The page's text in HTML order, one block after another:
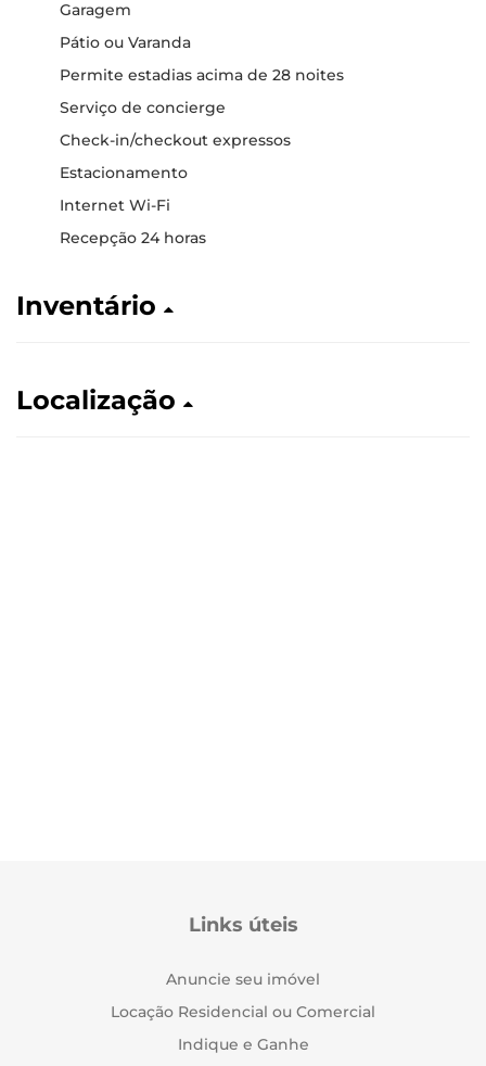
Garagem
Pátio ou Varanda
Permite estadias acima de 28 noites
Serviço de concierge
Check-in/checkout expressos
Estacionamento
Internet Wi-Fi
Recepção 24 horas
Inventário
Localização
Links úteis
Anuncie seu imóvel
Locação Residencial ou Comercial
Indique e Ganhe